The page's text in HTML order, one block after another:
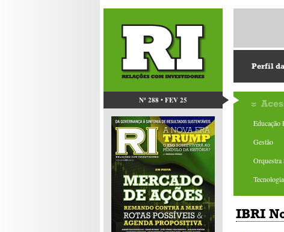
Nº 288 • FEV 25
Perfil
Educação
Gestão
Orquestra
Tecnologia
IBRI